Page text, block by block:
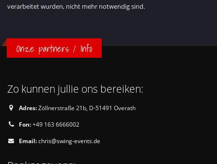
verarbeitet wurden, nicht mehr notwendig sind.
Onze partners / Info
Zo kunnen jullie ons bereiken:
Adres:Zöllnerstraße 21b, D-51491 Overath
Fon:+49 163 6666002
Email:chris@swing-events.de